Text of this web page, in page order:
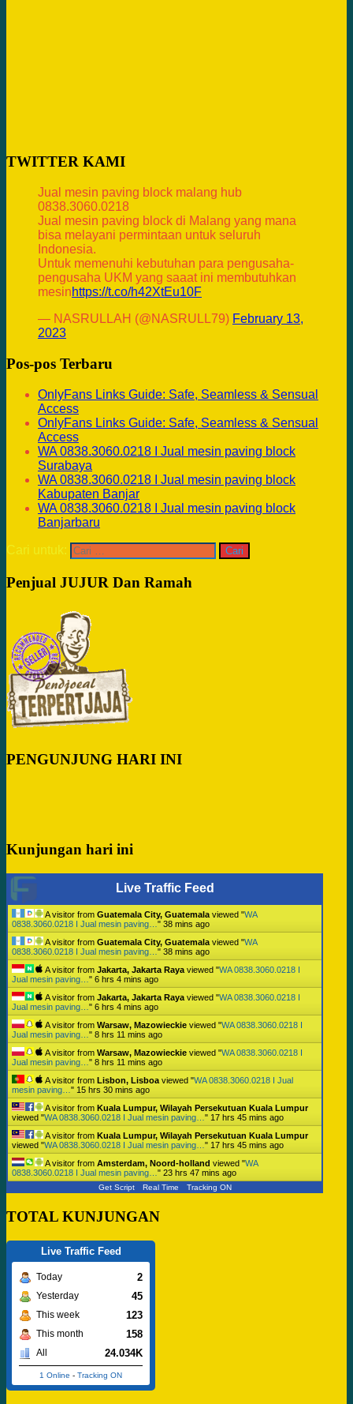
TWITTER KAMI
Jual mesin paving block malang hub
0838.3060.0218
Jual mesin paving block di Malang yang mana
bisa melayani permintaan untuk seluruh
Indonesia.
Untuk memenuhi kebutuhan para pengusaha-
pengusaha UKM yang saaat ini membutuhkan
mesinhttps://t.co/h42XtEu10F
— NASRULLAH (@NASRULL79) February 13,
2023
Pos-pos Terbaru
OnlyFans Links Guide: Safe, Seamless & Sensual
Access
OnlyFans Links Guide: Safe, Seamless & Sensual
Access
WA 0838.3060.0218 I Jual mesin paving block
Surabaya
WA 0838.3060.0218 I Jual mesin paving block
Kabupaten Banjar
WA 0838.3060.0218 I Jual mesin paving block
Banjarbaru
Cari untuk:
Penjual JUJUR Dan Ramah
PENGUNJUNG HARI INI
Kunjungan hari ini
Live Traffic Feed
A visitor from Guatemala City, Guatemala viewed "WA
0838.3060.0218 I Jual mesin paving… " 38 mins ago
A visitor from Guatemala City, Guatemala viewed "WA
0838.3060.0218 I Jual mesin paving… " 38 mins ago
A visitor from Jakarta, Jakarta Raya viewed "WA 0838.3060.0218 I
Jual mesin paving… " 6 hrs 4 mins ago
A visitor from Jakarta, Jakarta Raya viewed "WA 0838.3060.0218 I
Jual mesin paving… " 6 hrs 4 mins ago
A visitor from Warsaw, Mazowieckie viewed "WA 0838.3060.0218 I
Jual mesin paving… " 8 hrs 11 mins ago
A visitor from Warsaw, Mazowieckie viewed "WA 0838.3060.0218 I
Jual mesin paving… " 8 hrs 11 mins ago
A visitor from Lisbon, Lisboa viewed "WA 0838.3060.0218 I Jual
mesin paving… " 15 hrs 30 mins ago
A visitor from Kuala Lumpur, Wilayah Persekutuan Kuala Lumpur
viewed "WA 0838.3060.0218 I Jual mesin paving… " 17 hrs 45 mins ago
A visitor from Kuala Lumpur, Wilayah Persekutuan Kuala Lumpur
viewed "WA 0838.3060.0218 I Jual mesin paving… " 17 hrs 45 mins ago
A visitor from Amsterdam, Noord-holland viewed "WA
0838.3060.0218 I Jual mesin paving… " 23 hrs 47 mins ago
Get Script Real Time Tracking ON
TOTAL KUNJUNGAN
Live Traffic Feed
Today 2
Yesterday 45
This week 123
This month 158
All 24.034K
1 Online - Tracking ON